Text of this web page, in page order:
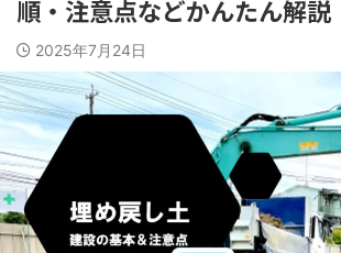
順・注意点などかんたん解説
2025年7月24日